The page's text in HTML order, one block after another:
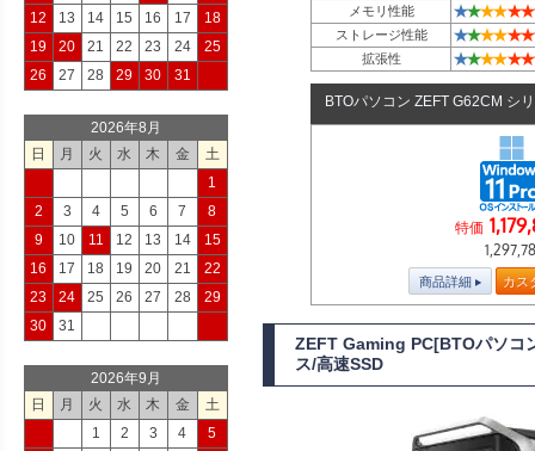
メモリ性能 ★★★★★★
ストレージ性能 ★★★★★★
拡張性 ★★★★★★
BTOパソコン ZEFT G62CM シ
特価
商品詳細 カス
ZEFT Gaming PC[BTOパソコ
ス/高速SSD
12
13 14 15 16 17
18
19
20 21 22 23 24
25
26
27 28 29 30 31
2026年8月
日
月 火 水 木 金
土
1
2
3 4 5 6 7
8
9
10 11 12 13 14
15
16
17 18 19 20 21
22
23
24 25 26 27 28
29
30
31
2026年9月
日
月 火 水 木 金
土
1
2 3 4
5